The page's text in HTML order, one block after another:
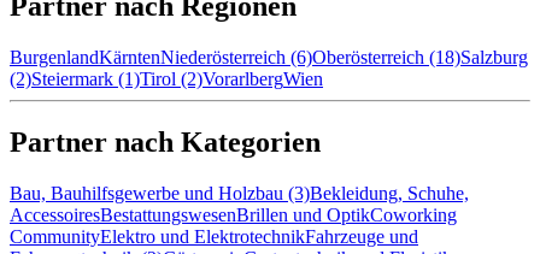
BurgenlandKärntenNiederösterreich (6)Oberösterreich (18)Salzburg
(2)Steiermark (1)Tirol (2)VorarlbergWien
Partner nach Kategorien
Bau, Bauhilfsgewerbe und Holzbau (3)Bekleidung, Schuhe,
AccessoiresBestattungswesenBrillen und OptikCoworking
CommunityElektro und ElektrotechnikFahrzeuge und